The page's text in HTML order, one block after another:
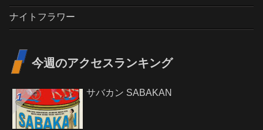
ナイトフラワー
今週のアクセスランキング
サバカン SABAKAN